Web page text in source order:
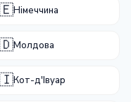
Німеччина
Молдова
Кот-д'Івуар